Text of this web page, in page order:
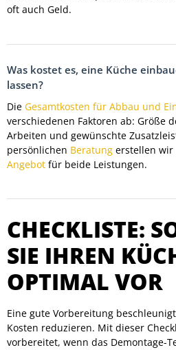
oft auch Geld.
Was kostet es, eine Küche
lassen?
Die Gesamtkosten für Abbau und
verschiedenen Faktoren ab: Größe
Arbeiten und gewünschte
persönlichen Beratung erstellen wir
Angebot für beide Leistungen.
CHECKLISTE:
SIE IHREN
OPTIMAL VOR
Eine gute Vorbereitung
Kosten reduzieren. Mit dieser
vorbereitet, wenn das Demontage-